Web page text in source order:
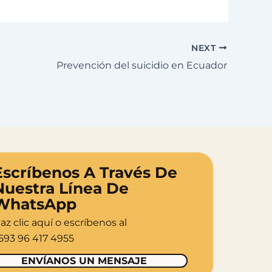
NEXT
Prevención del suicidio en Ecuador
A Través De
Línea De
clic aquí o escríbenos al
96 417 4955
ENVÍANOS UN MENSAJE